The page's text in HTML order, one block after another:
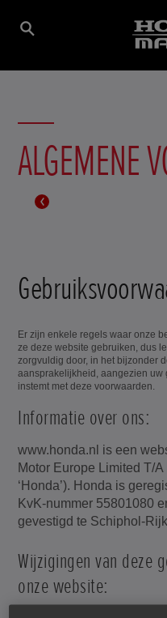
ALGEMENE
Er zijn enkele regels waar onze
ze deze website gebruiken, dus
zorgvuldig door, in het bijzonder
aansprakelijkheid, aangezien uw
instemt met deze voorwaarden.
Informatie over ons:
www.honda.nl is een
Motor Europe Limited T/A
‘Honda’). Honda is
KvK-nummer 55801080
gevestigd te Schiphol-
Wijzigingen van deze
onze website: